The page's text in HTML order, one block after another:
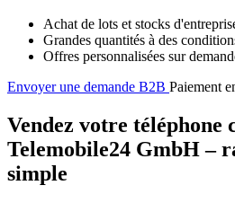
Achat de lots et stocks
Grandes quantités à des
Offres personnalisées sur
Envoyer une demande B2B Paiement
Vendez votre téléphone
Telemobile24 GmbH –
simple